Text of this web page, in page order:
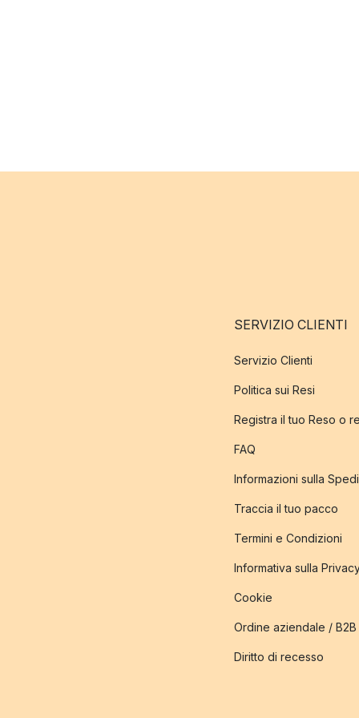
SERVIZIO CLIENTI
Servizio Clienti
Politica sui Resi
Registra il tuo Reso o
FAQ
Informazioni sulla
Traccia il tuo pacco
Termini e Condizioni
Informativa sulla
Cookie
Ordine aziendale / B2B
Diritto di recesso